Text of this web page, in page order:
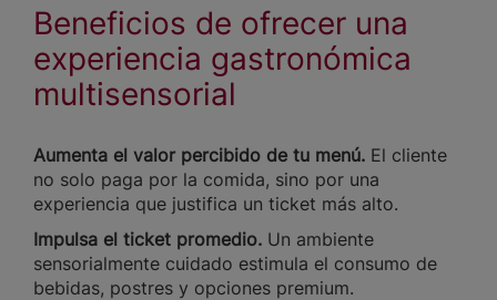
Beneficios de ofrecer una
experiencia gastronómica
multisensorial
Aumenta el valor percibido de tu menú. El cliente
no solo paga por la comida, sino por una
experiencia que justifica un ticket más alto.
Impulsa el ticket promedio. Un ambiente
sensorialmente cuidado estimula el consumo de
bebidas, postres y opciones premium.